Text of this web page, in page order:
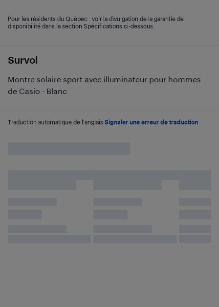
Survol
Montre solaire sport avec illuminateur pour hommes
de Casio - Blanc
Traduction automatique de l'anglais. Signaler une erreur de traduction
Pour les résidents du Québec : voir la divulgation de la garantie de
disponibilité dans la section Spécifications ci-dessous.